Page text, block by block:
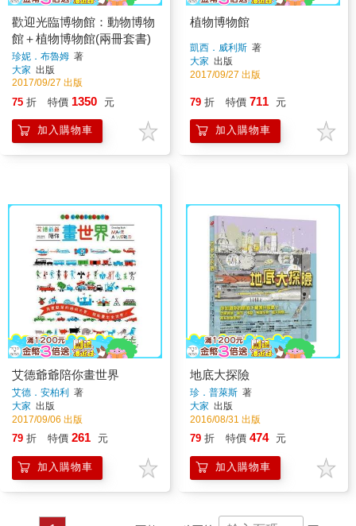
歡迎光臨博物館：動物博物
館＋植物博物館(兩冊套書)
珍妮．布魯姆 著
大家 出版
2017/09/27 出版
75 折 特價 1350 元
加入購物車
植物博物館
凱西．威利斯 著
大家 出版
2017/09/27 出版
79 折 特價 711 元
加入購物車
艾德爺爺陪你畫世界
艾德．安柏利
著
大家 出版
2017/09/06 出版
79 折 特價 261 元
加入購物車
地底大探險
珍．普萊斯 著
大家 出版
2016/08/31 出版
79 折 特價 474 元
加入購物車